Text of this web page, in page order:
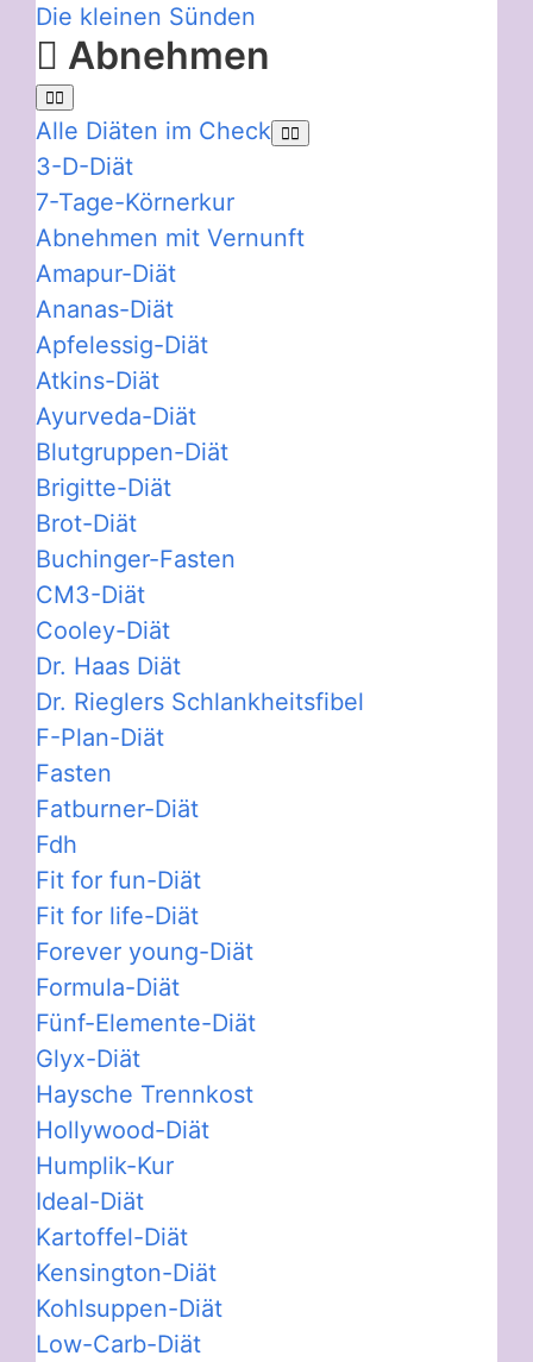
Die kleinen Sünden
Abnehmen
Alle Diäten im Check
3-D-Diät
7-Tage-Körnerkur
Abnehmen mit Vernunft
Amapur-Diät
Ananas-Diät
Apfelessig-Diät
Atkins-Diät
Ayurveda-Diät
Blutgruppen-Diät
Brigitte-Diät
Brot-Diät
Buchinger-Fasten
CM3-Diät
Cooley-Diät
Dr. Haas Diät
Dr. Rieglers Schlankheitsfibel
F-Plan-Diät
Fasten
Fatburner-Diät
Fdh
Fit for fun-Diät
Fit for life-Diät
Forever young-Diät
Formula-Diät
Fünf-Elemente-Diät
Glyx-Diät
Haysche Trennkost
Hollywood-Diät
Humplik-Kur
Ideal-Diät
Kartoffel-Diät
Kensington-Diät
Kohlsuppen-Diät
Low-Carb-Diät